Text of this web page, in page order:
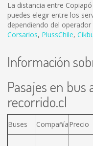
La distancia entre
puedes elegir entre los
dependiendo del operador
Corsarios, PlussChile,
Información
Pasajes en bus
recorrido.cl
Buses CompañíaPrecio